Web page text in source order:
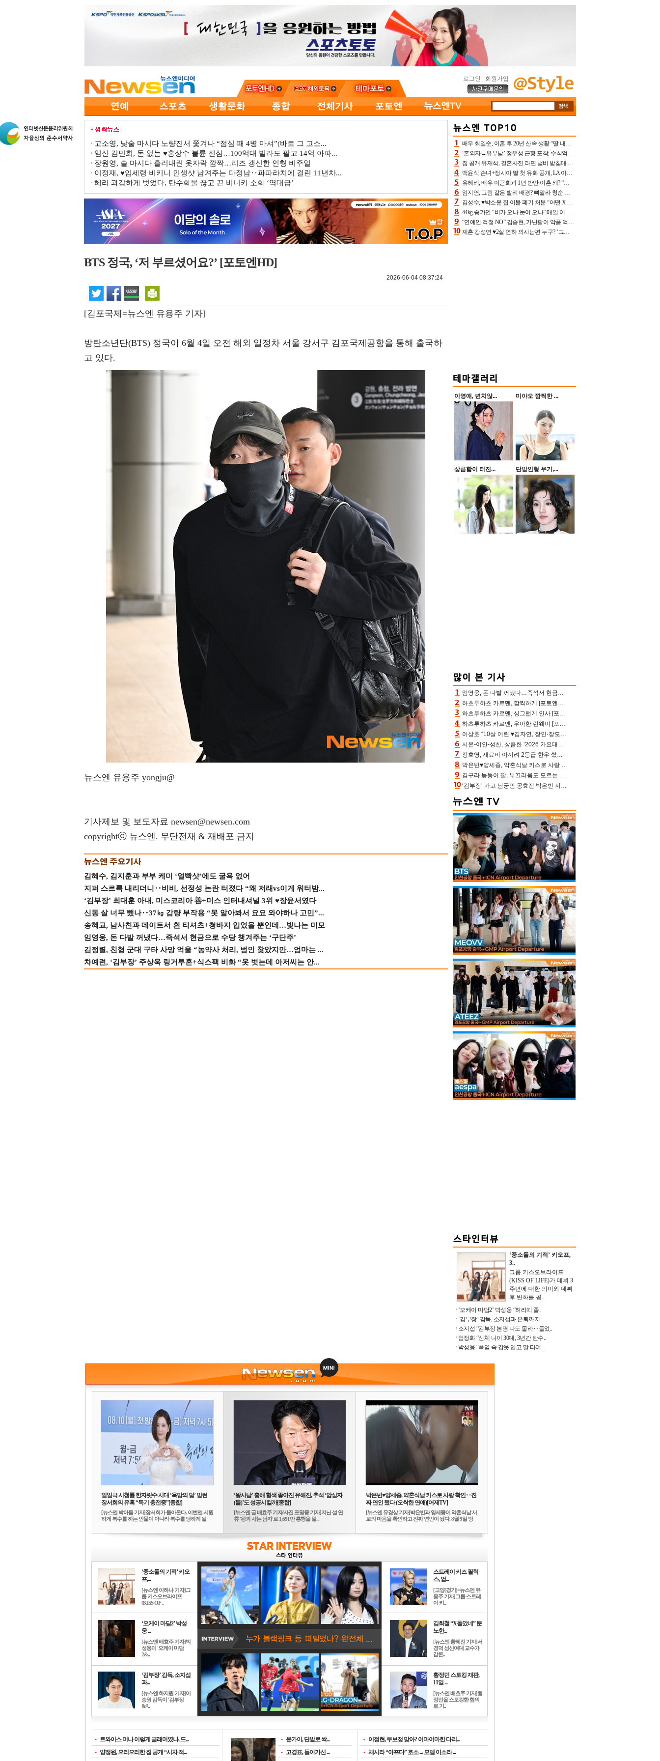
로그인 회원가입
고소영, 낮술 마시다 노량진서 쫓겨나 “점심 때 4병 마셔”(바로 그 고소...
임신 김민희, 돈 없는 ♥홍상수 불륜 진심…100억대 빌라도 팔고 14억 아파...
장원영, 술 마시다 흘러내린 옷자락 깜짝…리즈 갱신한 인형 비주얼
이정재, ♥임세령 비키니 인생샷 남겨주는 다정남‥파파라치에 걸린 11년차...
혜리 과감하게 벗었다, 탄수화물 끊고 끈 비니키 소화 ‘역대급’
BTS 정국, ‘저 부르셨어요?’ [포토엔HD]
2026-06-04 08:37:24
[김포국제=뉴스엔 유용주 기자]
방탄소년단(BTS) 정국이 6월 4일 오전 해외 일정차 서울 강서구 김포국제공항을 통해 출국하
고 있다.
뉴스엔 유용주 yongju@
기사제보 및 보도자료 newsen@newsen.com
copyrightⓒ 뉴스엔. 무단전재 & 재배포 금지
김혜수, 김지훈과 부부 케미 ‘얼빡샷’에도 굴욕 없어
지퍼 스르륵 내리더니‥비비, 선정성 논란 터졌다 “왜 저래vs이게 워터밤...
‘김부장’ 최대훈 아내, 미스코리아 善+미스 인터내셔널 3위 ♥장윤서였다
신동 살 너무 뺐나‥37㎏ 감량 부작용 “못 알아봐서 요요 와야하나 고민”...
송혜교, 남사친과 데이트서 흰 티셔츠+청바지 입었을 뿐인데…빛나는 미모
임영웅, 돈 다발 꺼냈다…즉석서 현금으로 수당 챙겨주는 ‘구단주’
김정렬, 친형 군대 구타 사망 억울 “농약사 처리, 범인 찾았지만…엄마는 ...
차예련, ‘김부장’ 주상욱 링거투혼+식스팩 비화 “옷 벗는데 아저씨는 안...
배우 최일순, 이혼 후 20년 산속 생활 “딸 내가 버렸다고 원망‥맘 아파”(특종)[어제TV]
‘혼외자→유부남’ 정우성 근황 포착, 수식억 해킹 피해 후배 만났다 “존경하는”
집 공개 유재석, 결혼사진 라면 냄비 받침대 되고 분노‥가족사진도 피해(놀뭐)[어제TV]
백윤식 손녀+정시아 딸 첫 유화 공개, LA 아트쇼→서울국제조각페스타 작가다운 수준급 실력
유혜리, 배우 이근희과 1년 반만 이혼 왜? “식칼 꽂고 의자 던져” 충격 폭로(특종)[어제TV]
임지연, 그림 같은 발리 배경? 뼈말라 청순 비키니 핏에 상대 안 되네
김성수, ♥박소윤 집 이불 폐기 처분 “어떤 X이랑 썼을지 몰라” 질투(신랑수업2)[어제TV]
44kg 송가인 “비가 오나 눈이 오나” 매일 이 운동, 허벅지 근육량 상승+체지방 감소
“연예인 걱정 NO” 김승현, 가난팔이 악플 억울할만‥아내+딸과 日 여행
재혼 강성연 ♥2살 연하 의사남편 누구? ‘그알’ 자문의에 훈남 비주얼 초엘리트 스펙 [종합]
이영애, 변치않... 미야오 깜찍한 ...
상큼함이 터진... 단발인형 우기,...
임영웅, 돈 다발 꺼냈다…즉석서 현금으로 수당 챙겨주는 ‘구단주’
하츠투하츠 카르멘, 깜찍하게 [포토엔HD]
하츠투하츠 카르멘, 싱그럽게 인사 [포토엔HD]
하츠투하츠 카르멘, 우아한 런웨이 [포토엔HD]
이상호 “10살 어린 ♥김자연, 장인·장모님 내 동안에 깜짝 놀라 허락”(아침마당)
시온-이안-성찬, 상큼한 ‘2026 가요대전 썸머’ MC [포토엔HD]
정호영, 재료비 아끼려 2등급 한우 썼다 위기 “고기 질겨” 혹평(스레파)
박은빈♥양세종, 약혼식날 키스로 사랑 확인‥진짜 연인 됐다 (오싹한 연애)[어제TV]
김구라 늦둥이 딸, 부끄러움도 모르는 끼쟁이…그리 “걔가 연예인 됐어야”(김그리)
‘김부장’ 가고 남궁민 공효진 박은빈 지성 모두 최고시청률 찍었다
‘중소돌의 기적’ 키오프,
3..
그룹 키스오브라이프
(KISS OF LIFE)가 데뷔 3
주년에 대한 의미와 데뷔
후 변화를 공..
‘오케이 마담2’ 박성웅 “허리띠 졸..
‘김부장’ 감독, 소지섭과 은퇴까지 ..
소지섭 “김부장 본명 나도 몰라‥들었..
엄정화 “신체 나이 30대, 3년간 탄수..
박성웅 “폭염 속 갑옷 입고 말 타며 ..
일일극 시청률 한자릿수 시대 ‘욕망의 덫’ 빌런
장서희의 유혹 “독기 충전중”[종합]
[뉴스엔 박아름 기자]장서희가 돌아온다. 이번엔 시원
하게 복수를 하는 인물이 아니라 복수를 당하게 될
‘왕사남’ 흥해 혈색 좋아진 유해진, 추석 ‘암살자
(들)’도 성공시킬까[종합]
[뉴스엔 글 배효주 기자/사진 표명중 기자]지난 설 연
휴 '왕과 사는 남자'로 1,691만 흥행을 일...
박은빈♥양세종, 약혼식날 키스로 사랑 확인‥진
짜 연인 됐다 (오싹한 연애)[어제TV]
[뉴스엔 유경상 기자]박은빈과 양세종이 약혼식날 서
로의 마음을 확인하고 진짜 연인이 됐다. 8월 9일 방
‘중소돌의 기적’ 키오
프,...
[뉴스엔 이하나 기자]그
룹 키스오브라이프
(KISS OF ..
‘오케이 마담2’ 박성
웅 ...
[뉴스엔 배효주 기자]박
성웅이 '오케이 마담
2&..
‘김부장’ 감독, 소지섭
과...
[뉴스엔 하지원 기자]이
승영 감독이 '김부장
&#..
스트레이 키즈 필릭
스, 엄...
[고양(경기)=뉴스엔 유
용주 기자]그룹 스트레
이 키..
김희철 “X돌았네” 분
노한...
[뉴스엔 황혜진 기자]서
경덕 성신여대 교수가
갑론..
황정민 스토킹 재판,
11일 ...
[뉴스엔 배효주 기자]황
정민을 스토킹한 혐의
로 기..
- 트와이스 미나 이렇게 글래머였나, 드...
- 양정원, 으리으리한 집 공개 “시차 적...
- 윤가이, 단발로 싹...
- 고경표, 돌아가신 ...
- 이정현, 무보정 맞아? 어마어마한 다리...
- 채시라 “아프다” 호소→모델 이소라 ...